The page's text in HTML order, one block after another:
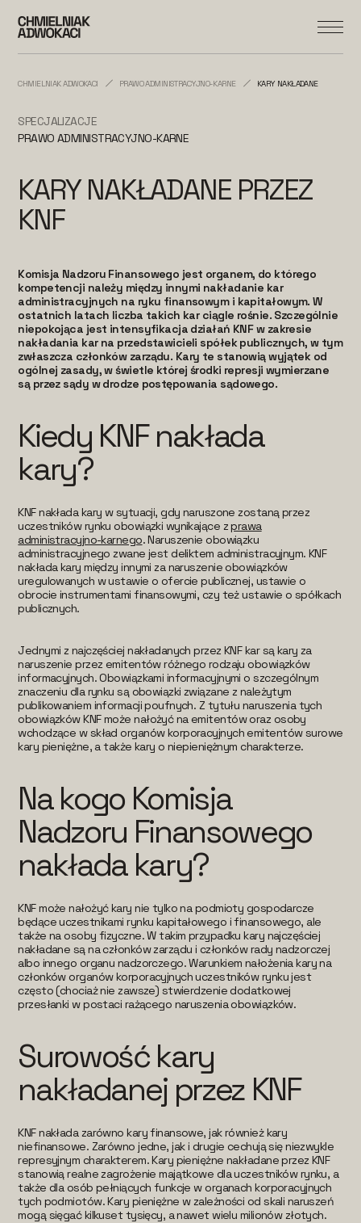
CHMIELNIAK ADWOKACI PRAWO ADMINISTRACYJNO-KARNE KARY NAKŁADANE PRZEZ KNF
SPECJALIZACJE
PRAWO ADMINISTRACYJNO-KARNE
KARY NAKŁADANE PRZEZ
KNF
Komisja Nadzoru Finansowego jest organem, do którego
kompetencji należy między innymi nakładanie kar
administracyjnych na ryku finansowym i kapitałowym. W
ostatnich latach liczba takich kar ciągle rośnie. Szczególnie
niepokojąca jest intensyfikacja działań KNF w zakresie
nakładania kar na przedstawicieli spółek publicznych, w tym
zwłaszcza członków zarządu. Kary te stanowią wyjątek od
ogólnej zasady, w świetle której środki represji wymierzane
są przez sądy w drodze postępowania sądowego.
Kiedy KNF nakłada
kary?
KNF nakłada kary w sytuacji, gdy naruszone zostaną przez
uczestników rynku obowiązki wynikające zprawa
administracyjno-karnego. Naruszenie obowiązku
administracyjnego zwane jest deliktem administracyjnym. KNF
nakłada kary między innymi za naruszenie obowiązków
uregulowanych w ustawie o ofercie publicznej, ustawie o
obrocie instrumentami finansowymi, czy też ustawie o spółkach
publicznych.
Jednymi z najczęściej nakładanych przez KNF kar są kary za
naruszenie przez emitentów różnego rodzaju obowiązków
informacyjnych. Obowiązkami informacyjnymi o szczególnym
znaczeniu dla rynku są obowiązki związane z należytym
publikowaniem informacji poufnych. Z tytułu naruszenia tych
obowiązków KNF może nałożyć na emitentów oraz osoby
wchodzące w skład organów korporacyjnych emitentów surowe
kary pieniężne, a także kary o niepieniężnym charakterze.
Na kogo Komisja
Nadzoru Finansowego
nakłada kary?
KNF może nałożyć kary nie tylko na podmioty gospodarcze
będące uczestnikami rynku kapitałowego i finansowego, ale
także na osoby fizyczne. W takim przypadku kary najczęściej
nakładane są na członków zarządu i członków rady nadzorczej
albo innego organu nadzorczego. Warunkiem nałożenia kary na
członków organów korporacyjnych uczestników rynku jest
często (chociaż nie zawsze) stwierdzenie dodatkowej
przesłanki w postaci rażącego naruszenia obowiązków.
Surowość kary
nakładanej przez KNF
KNF nakłada zarówno kary finansowe, jak również kary
niefinansowe. Zarówno jedne, jak i drugie cechują się niezwykle
represyjnym charakterem. Kary pieniężne nakładane przez KNF
stanowią realne zagrożenie majątkowe dla uczestników rynku, a
także dla osób pełniących funkcje w organach korporacyjnych
tych podmiotów. Kary pieniężne w zależności od skali naruszeń
mogą sięgać kilkuset tysięcy, a nawet wielu milionów złotych.